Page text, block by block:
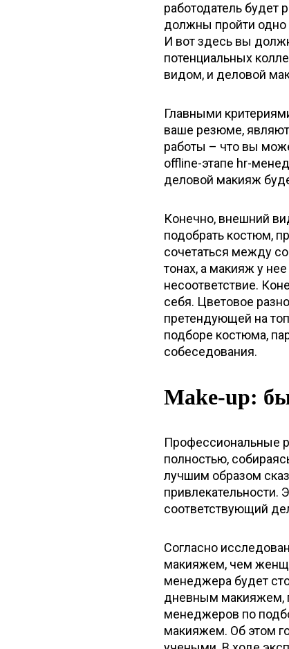
работодатель будет
должны пройти
И вот здесь вы
потенциальных
видом, и деловой
Главными
ваше резюме,
работы – что вы
offline-этапе hr-
деловой макияж
Конечно, внешний
подобрать костюм,
сочетаться между
тонах, а макияж у
несоответствие.
себя. Цветовое
претендующей на
подборе костюма,
собеседования.
Make-up:
Профессиональные
полностью,
лучшим образом
привлекательности.
соответствующий
Согласно
макияжем, чем
менеджера будет
дневным макияжем,
менеджеров по
макияжем. Об этом